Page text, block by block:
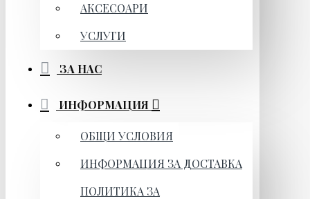
АКСЕСОАРИ
УСЛУГИ
ЗА НАС
ИНФОРМАЦИЯ
ОБЩИ УСЛОВИЯ
ИНФОРМАЦИЯ ЗА ДОСТАВКА
ПОЛИТИКА ЗА